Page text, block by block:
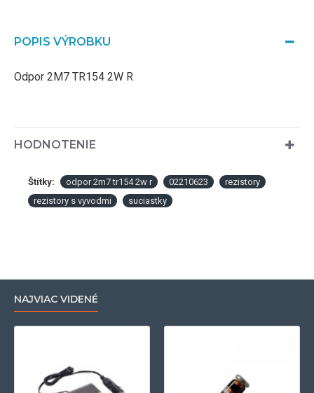
POPIS VÝROBKU
Odpor 2M7 TR154 2W R
HODNOTENIE
Štítky: odpor 2m7 tr154 2w r 02210623
rezistory
rezistory s vyvodmi
suciastky
NAJVIAC VIDENÉ